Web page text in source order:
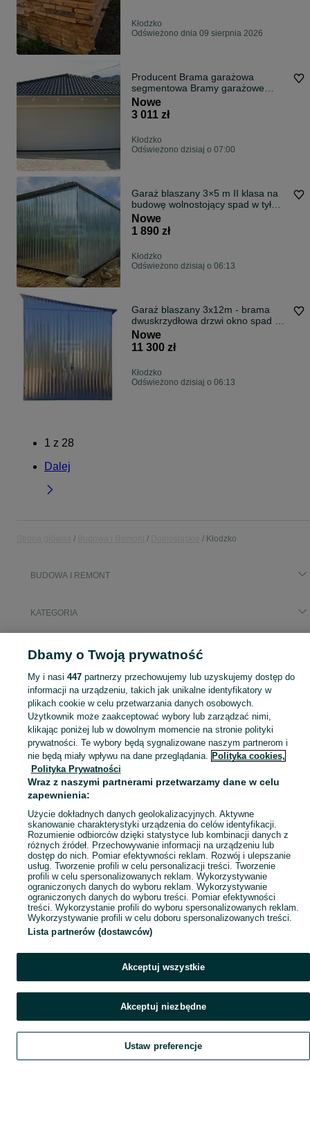
Kłodzko
Odświeżono dnia 09 sierpnia 2026
Producent Brama garażowa
segmentowa Bramy garażowe
przemysłowe 4*2,23
Nowe
3 011 zł
Kłodzko
Odświeżono dzisiaj o 07:00
Garaż blaszany 3×5 m II klasa na
budowę wolnostojący spad w tył
GB118
Nowe
1 890 zł
Kłodzko
Odświeżono dzisiaj o 06:13
Garaż blaszany 3x12m - brama
dwuskrzydłowa drzwi okno spad w
bok GB158
Nowe
11 300 zł
Kłodzko
Odświeżono dzisiaj o 06:13
1 z 28
Dalej
Kłodzko
BUDOWA I REMONT
KATEGORIA
oczyszczalnia biologiczna
Aktualne oferty z kategorii Budowa i Remont w Kłodzko blisko Ciebie ➤ Kupuj nowe lub używane w dobrej cenie, przeglądaj lokalne ogłoszenia ☝ Szybkie kupno i sprzedaż na OLX.pl
Mapa kategorii
Mapa miejscowości
Mapa ministron
Popularne wyszukiwania
Szukaj Obserwujesz Dodaj Czat Konto
Dbamy o Twoją prywatność
My i nasi 447partnerzy przechowujemy lub uzyskujemy dostęp do
informacji na urządzeniu, takich jak unikalne identyfikatory w
plikach cookie w celu przetwarzania danych osobowych.
Użytkownik może zaakceptować wybory lub zarządzać nimi,
klikając poniżej lub w dowolnym momencie na stronie polityki
prywatności. Te wybory będą sygnalizowane naszym partnerom i
nie będą miały wpływu na dane przeglądania. Polityka cookies,
Polityka Prywatności
Wraz z naszymi partnerami przetwarzamy dane w celu
zapewnienia:
Użycie dokładnych danych geolokalizacyjnych. Aktywne
skanowanie charakterystyki urządzenia do celów identyfikacji.
Rozumienie odbiorców dzięki statystyce lub kombinacji danych z
różnych źródeł. Przechowywanie informacji na urządzeniu lub
dostęp do nich. Pomiar efektywności reklam. Rozwój i ulepszanie
usług. Tworzenie profili w celu personalizacji treści. Tworzenie
profili w celu spersonalizowanych reklam. Wykorzystywanie
ograniczonych danych do wyboru reklam. Wykorzystywanie
ograniczonych danych do wyboru treści. Pomiar efektywności
treści. Wykorzystanie profili do wyboru spersonalizowanych reklam.
Wykorzystywanie profili w celu doboru spersonalizowanych treści.
Lista partnerów (dostawców)
Akceptuj wszystkie
Akceptuj niezbędne
Ustaw preferencje